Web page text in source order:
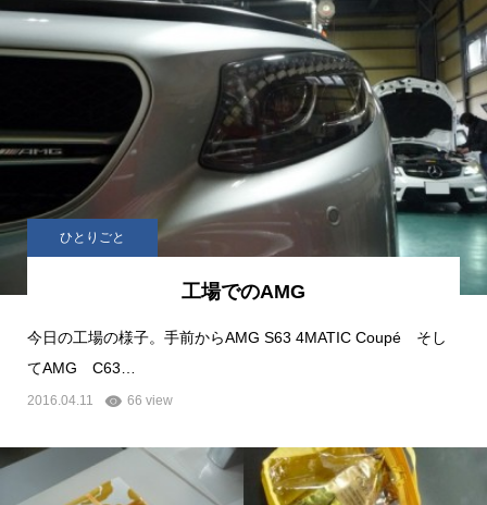
ひとりごと
工場でのAMG
今日の工場の様子。手前からAMG S63 4MATIC Coupé そし
てAMG C63…
2016.04.11 66 view